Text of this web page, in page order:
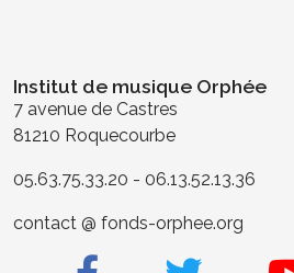
Institut de musique Orphée
7 avenue de Castres
81210 Roquecourbe
05.63.75.33.20 - 06.13.52.13.36
contact @ fonds-orphee.org